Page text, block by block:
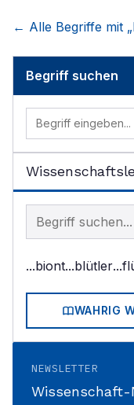
← Alle Begriffe mit „
Begriff suchen
Begriff im Lexikon
...biont...blütler
WAHRIG
NEWSLETTER